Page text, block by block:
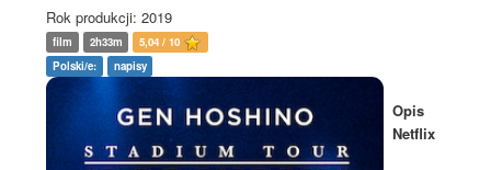
Rok produkcji: 2019
film 2h33m
5,04 / 10
Polski/e:
napisy
Opis
Netflix